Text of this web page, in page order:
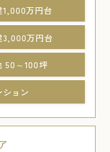
1,000万円台
3,000万円台
50～100坪
ション